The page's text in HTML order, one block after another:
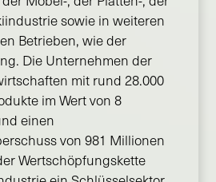
sowie in weiteren
Betrieben, wie der
Die Unternehmen der
mit rund 28.000
im Wert von 8
einen
von 981 Millionen
Wertschöpfungskette